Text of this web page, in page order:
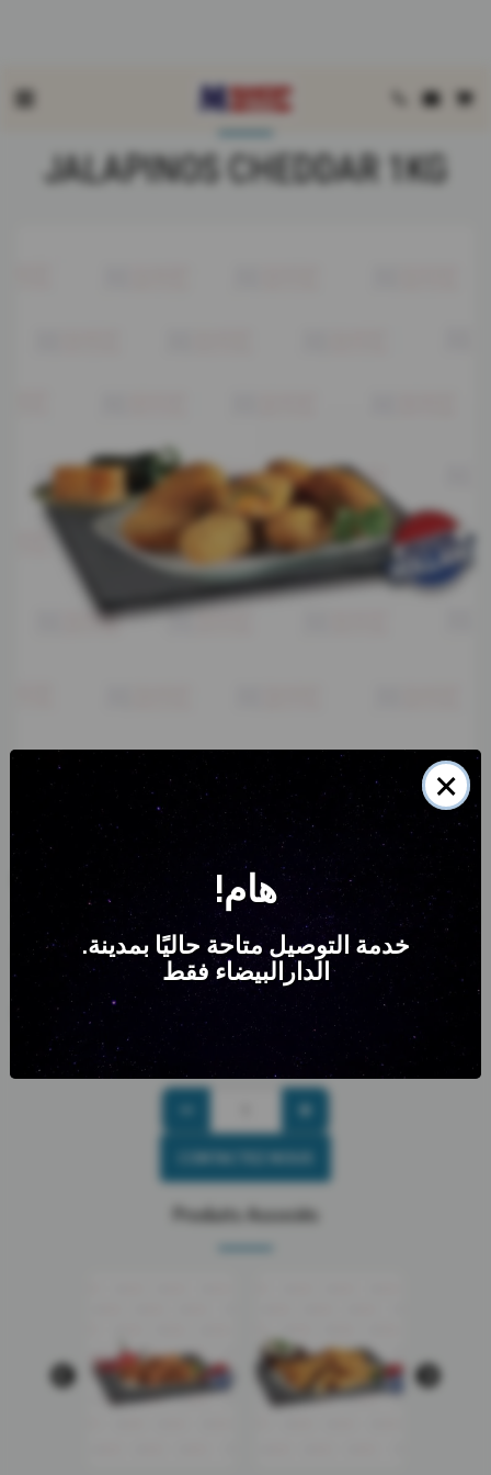
APPETIZERS JALAPINOS CHEDDAR 1kg
JALAPINOS CHEDDAR 1KG
Fromage panné au poivrons mexicains
137 د.م.
Marque: Produit surgelé/congelé
Produits Associés
×
!هام
.خدمة التوصيل متاحة حاليًا بمدينة
الدارالبيضاء فقط